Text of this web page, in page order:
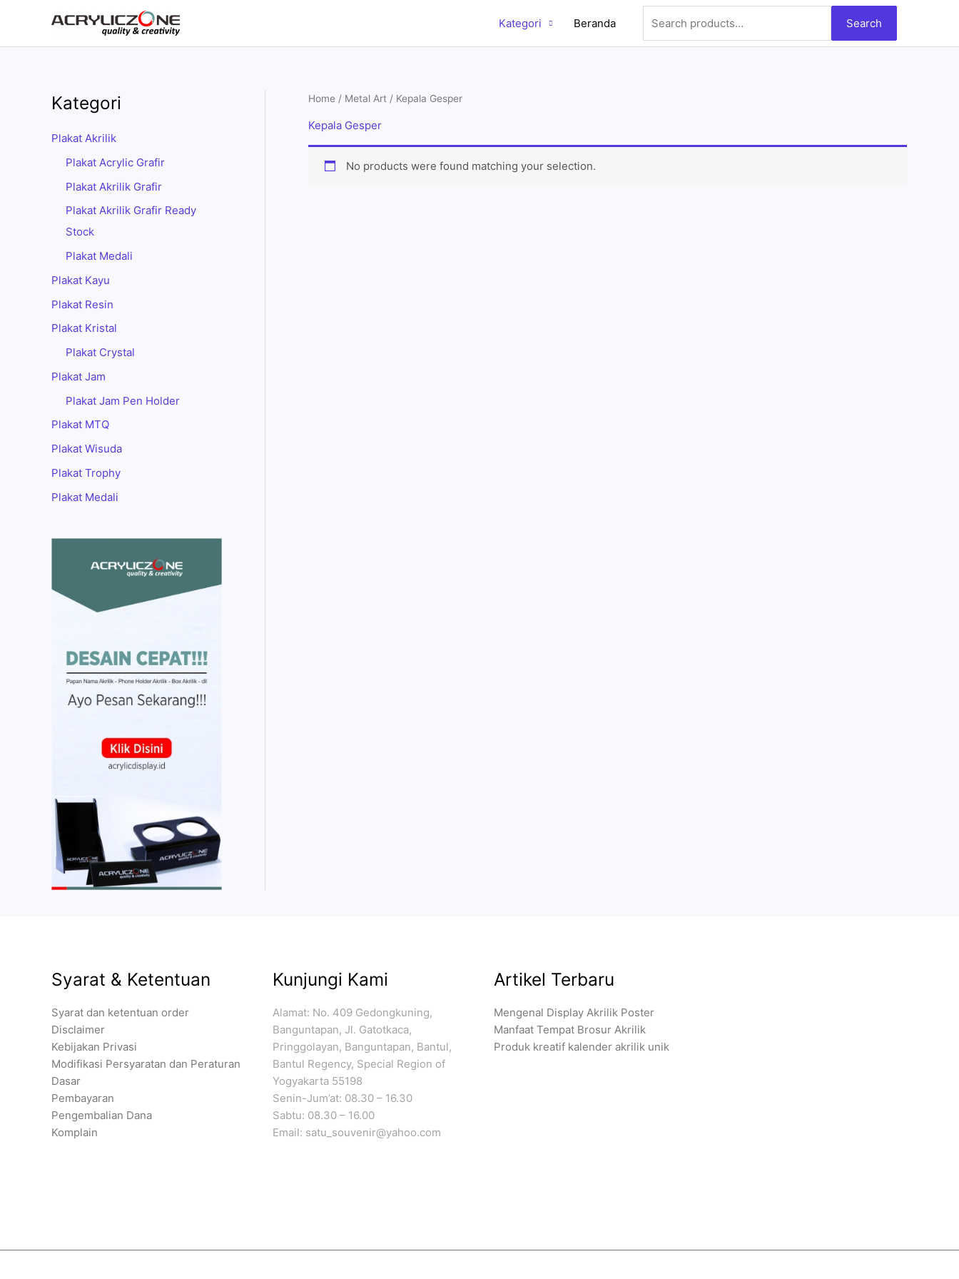
Kategori Beranda
Search
for:
Search
Kategori
Plakat Akrilik
Plakat Acrylic Grafir
Plakat Akrilik Grafir
Plakat Akrilik Grafir Ready
Stock
Plakat Medali
Plakat Kayu
Plakat Resin
Plakat Kristal
Plakat Crystal
Plakat Jam
Plakat Jam Pen Holder
Plakat MTQ
Plakat Wisuda
Plakat Trophy
Plakat Medali
Home / Metal Art / Kepala Gesper
Kepala Gesper
No products were found matching your selection.
Syarat & Ketentuan
Syarat dan ketentuan order
Disclaimer
Kebijakan Privasi
Modifikasi Persyaratan dan Peraturan
Dasar
Pembayaran
Pengembalian Dana
Komplain
Kunjungi Kami
Alamat: No. 409 Gedongkuning,
Banguntapan, Jl. Gatotkaca,
Pringgolayan, Banguntapan, Bantul,
Bantul Regency, Special Region of
Yogyakarta 55198
Senin-Jum’at: 08.30 – 16.30
Sabtu: 08.30 – 16.00
Email: satu_souvenir@yahoo.com
Artikel Terbaru
Mengenal Display Akrilik Poster
Manfaat Tempat Brosur Akrilik
Produk kreatif kalender akrilik unik